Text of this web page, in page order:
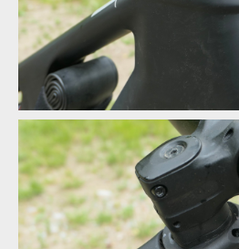
Merida One-Sixty v akci
Merida One-Sixty v akci
Merida One-Sixty v akci
Vedení bovdenu skrze hlavové
Vedení bovdenu skrze hlavové